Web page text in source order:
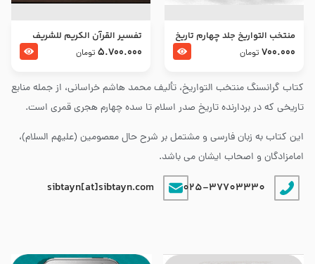
کتاب گرانسنگ منتخب التواريخ، تألیف محمد هاشم خراسانی، از جمله منابع
تاریخی که در بردارنده تاریخ صدر اسلام تا سده چهارم هجری قمری است.
این کتاب به زبان فارسی و مشتمل بر شرح حال معصومین (علیهم السلام)،
امامزادگان و اصحاب ایشان می باشد.
025-37703330
sibtayn[at]sibtayn.com
منتخب التواریخ جلد چهارم تاریخ
امام زین العابدین و امام محمد
700.000 تومان
تفسير القرآن الكريم للشريف
المرتضي قدس سرّه
5.700.000 تومان